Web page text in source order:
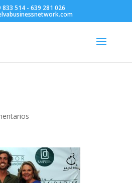
833 514 - 639 281 026